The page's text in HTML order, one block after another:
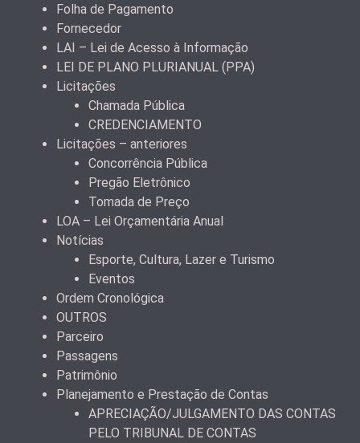
Folha de Pagamento
Fornecedor
LAI – Lei de Acesso à Informação
LEI DE PLANO PLURIANUAL (PPA)
Licitações
Chamada Pública
CREDENCIAMENTO
Licitações – anteriores
Concorrência Pública
Pregão Eletrônico
Tomada de Preço
LOA – Lei Orçamentária Anual
Notícias
Esporte, Cultura, Lazer e Turismo
Eventos
Ordem Cronológica
OUTROS
Parceiro
Passagens
Patrimônio
Planejamento e Prestação de Contas
APRECIAÇÃO/JULGAMENTO DAS CONTAS
PELO TRIBUNAL DE CONTAS